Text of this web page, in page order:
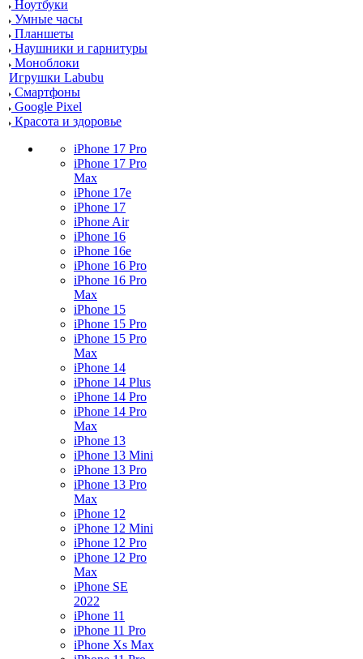
Ноутбуки
Умные часы
Планшеты
Наушники и гарнитуры
Моноблоки
Игрушки Labubu
Смартфоны
Google Pixel
Красота и здоровье
iPhone 17 Pro
iPhone 17 Pro
Max
iPhone 17e
iPhone 17
iPhone Air
iPhone 16
iPhone 16e
iPhone 16 Pro
iPhone 16 Pro
Max
iPhone 15
iPhone 15 Pro
iPhone 15 Pro
Max
iPhone 14
iPhone 14 Plus
iPhone 14 Pro
iPhone 14 Pro
Max
iPhone 13
iPhone 13 Mini
iPhone 13 Pro
iPhone 13 Pro
Max
iPhone 12
iPhone 12 Mini
iPhone 12 Pro
iPhone 12 Pro
Max
iPhone SE
2022
iPhone 11
iPhone 11 Pro
iPhone Xs Max